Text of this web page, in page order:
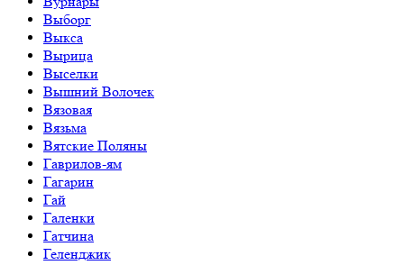
Выборг
Выкса
Вырица
Выселки
Вышний Волочек
Вязовая
Вязьма
Вятские Поляны
Гаврилов-ям
Гагарин
Гай
Галенки
Гатчина
Геленджик